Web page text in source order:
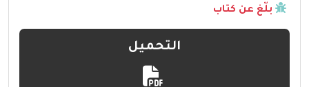
بلّغ عن كتاب
التحميل